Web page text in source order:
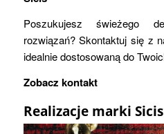
Poszukujesz świeżego
rozwiązań? Skontaktuj się z
idealnie dostosowaną do
Zobacz kontakt
Realizacje marki Sicis